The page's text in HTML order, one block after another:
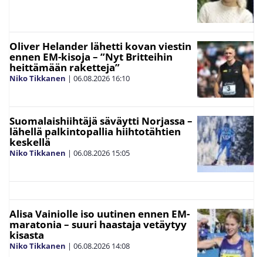
Oliver Helander lähetti kovan viestin
ennen EM-kisoja – ”Nyt Britteihin
heittämään raketteja”
Niko Tikkanen | 06.08.2026 16:10
Suomalaishiihtäjä säväytti Norjassa –
lähellä palkintopallia hiihtotähtien
keskellä
Niko Tikkanen | 06.08.2026 15:05
Alisa Vainiolle iso uutinen ennen EM-
maratonia – suuri haastaja vetäytyy
kisasta
Niko Tikkanen | 06.08.2026 14:08